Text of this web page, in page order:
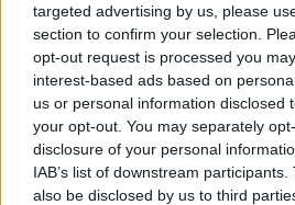
targeted advertising by us, please
section to confirm your selection.
opt-out request is processed you
interest-based ads based on
us or personal information disclosed
your opt-out. You may separately
disclosure of your personal
IAB’s list of downstream
also be disclosed by us to third